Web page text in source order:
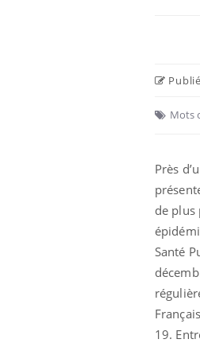
Mots
Près
de plus
Santé
19.
Il y a des sujets
d'autres non !
questions sur la